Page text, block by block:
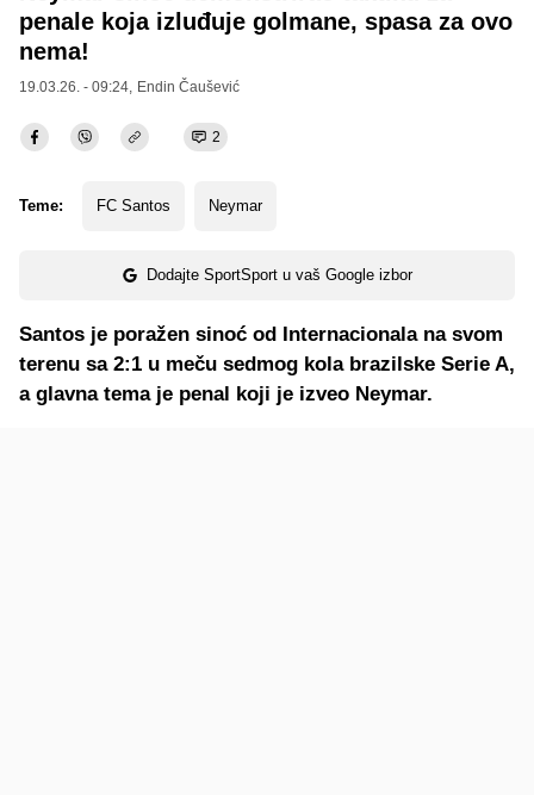
penale koja izluđuje golmane, spasa za ovo
nema!
19.03.26. - 09:24, Endin Čaušević
2
Teme: FC Santos Neymar
Dodajte SportSport u vaš Google izbor
Santos je poražen sinoć od Internacionala na svom
terenu sa 2:1 u meču sedmog kola brazilske Serie A,
a glavna tema je penal koji je izveo Neymar.